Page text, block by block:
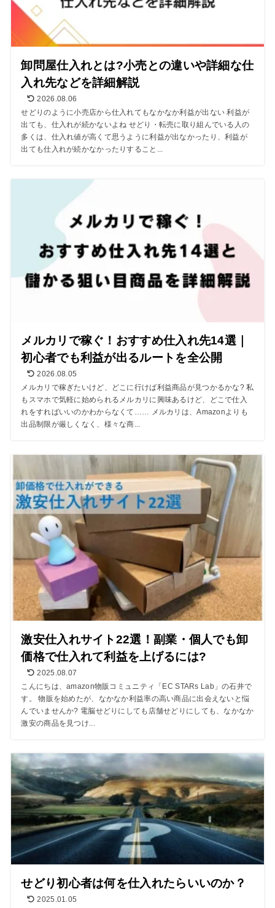
卸問屋仕入れとは?小売との違いや詳細な仕
入れ先などを詳細解説
2026.08.06
せどりのように小売店から仕入れてもなかなか利益が出ない 利益が
出ても、仕入れが続かないよね せどり・転売に取り組んでいる人の
多くは、仕入れ値が高くて思うように利益が出なかったり、利益が
出ても仕入れが続かなかったりすること...
メルカリで稼ぐ！おすすめ仕入れ先14選｜
初心者でも利益が出るルートを全公開
2026.08.05
メルカリで稼ぎたいけど、どこに行けば利益商品が見つかるかな? 私
もスマホで気軽に始められるメルカリに興味あるけど、どこで仕入
れをすればいいのかわからなくて…… メルカリは、Amazonよりも
出品制限が厳しくなく、様々な商...
激安仕入れサイト22選！副業・個人でも卸
価格で仕入れて利益を上げるには?
2025.08.07
こんにちは、amazon物販コミュニティ「EC STARs Lab」の石井で
す。 物販を始めたが、なかなか利益率の高い商品に出会えないと悩
んでいませんか? 電脳せどりにしても店舗せどりにしても、なかなか
激安の商品を見つけ...
せどり初心者は何を仕入れたらいいのか？
2025.01.05